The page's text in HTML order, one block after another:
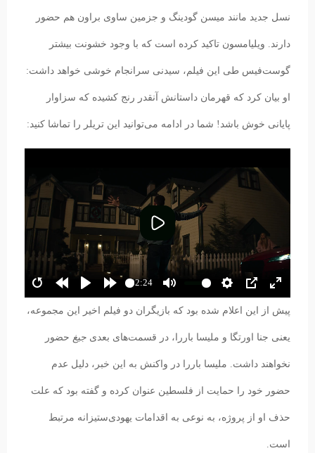
نسل جدید مانند میسن گودینگ و جزمین ساوی براون هم حضور
دارند. ویلیامسون تاکید کرده است که با وجود خشونت بیشتر
گوست‌فیس طی این فیلم، سیدنی سرانجام خوشی خواهد داشت:
او بیان کرد که قهرمان داستانش آنقدر رنج کشیده که سزاوار
پایانی خوش باشد! شما در ادامه می‌توانید این تریلر را تماشا کنید:
02:24
پخش
پیش از این اعلام شده بود که بازیگران دو فیلم اخیر این مجموعه،
یعنی جنا اورتگا و ملیسا باررا، در قسمت‌های بعدی جیغ حضور
نخواهند داشت. ملیسا باررا در واکنش به این خبر، دلیل عدم
حضور خود را حمایت از فلسطین عنوان کرده و گفته بود که علت
حذف او از پروژه، به نوعی به اقدامات یهودی‌ستیزانه مرتبط
است.